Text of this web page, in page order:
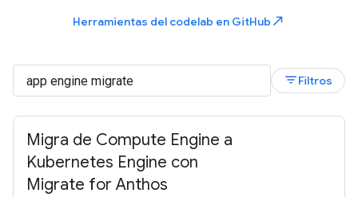
Herramientas del codelab en GitHub north_east
filter_listFiltros
Migra de Compute Engine a
Kubernetes Engine con
Migrate for Anthos